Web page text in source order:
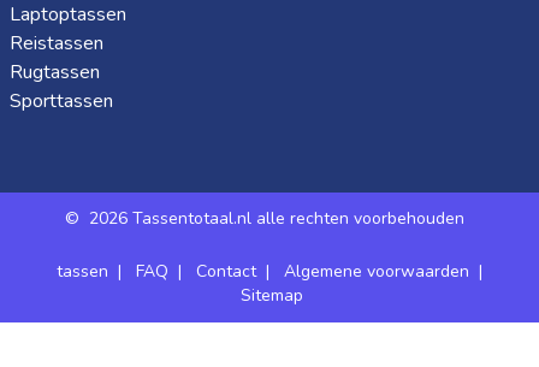
Laptoptassen
Reistassen
Rugtassen
Sporttassen
© 2026 Tassentotaal.nl alle rechten voorbehouden
tassen | FAQ | Contact| Algemene voorwaarden |
Sitemap